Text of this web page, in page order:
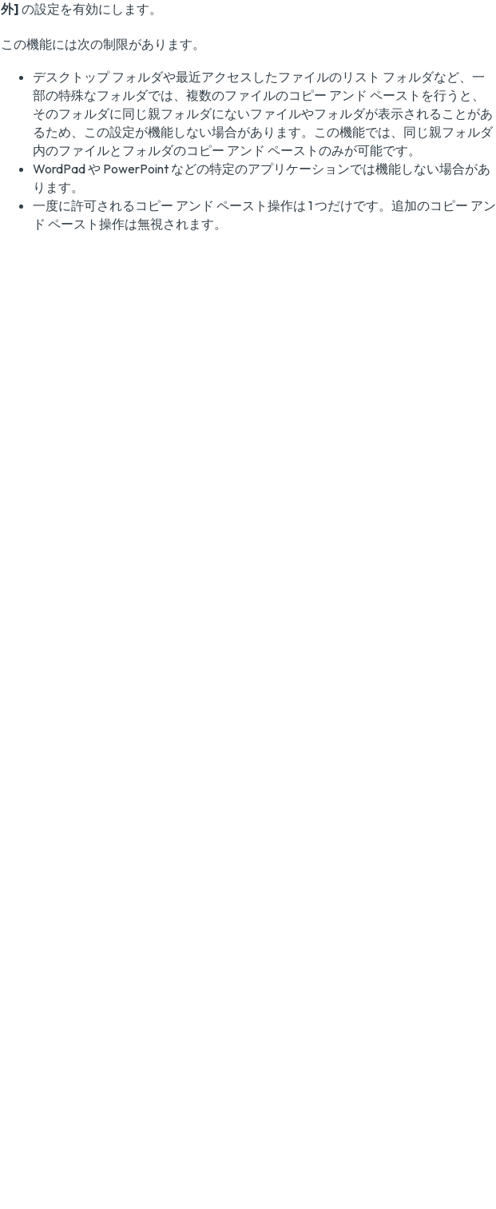
外] の設定を有効にします。
この機能には次の制限があります。
デスクトップ フォルダや最近アクセスしたファイルのリスト フォルダなど、一
部の特殊なフォルダでは、複数のファイルのコピー アンド ペーストを行うと、
そのフォルダに同じ親フォルダにないファイルやフォルダが表示されることがあ
るため、この設定が機能しない場合があります。この機能では、同じ親フォルダ
内のファイルとフォルダのコピー アンド ペーストのみが可能です。
WordPad や PowerPoint などの特定のアプリケーションでは機能しない場合があ
ります。
一度に許可されるコピー アンド ペースト操作は 1 つだけです。追加のコピー アン
ド ペースト操作は無視されます。